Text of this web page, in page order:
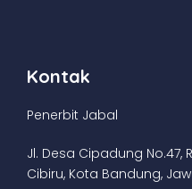
Kontak
Penerbit Jabal
Jl. Desa Cipadung No.47,
Cibiru, Kota Bandung,